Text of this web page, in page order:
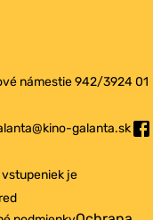
námestie 942/3924 01
galanta.sk
je